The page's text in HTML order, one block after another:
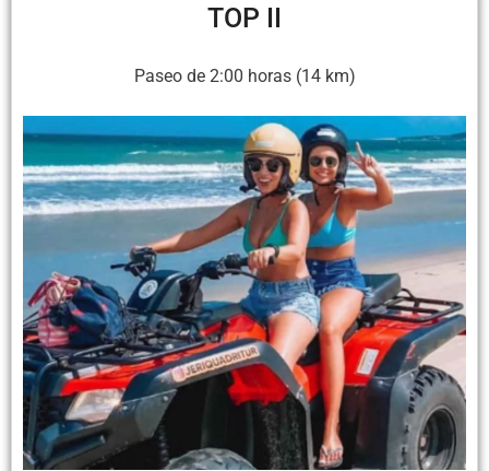
TOP II
Paseo de 2:00 horas (14 km)